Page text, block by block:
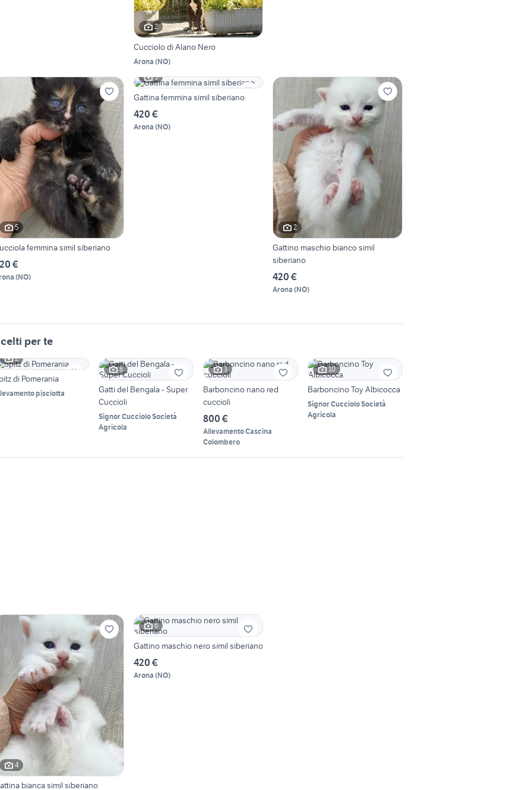
2
Cucciolo di Alano Nero
Arona (NO)
5
femmina simil siberiano
€
(NO)
5
Gattina femmina simil siberiano
420 €
Arona (NO)
2
Gattino maschio bianco simil
siberiano
420 €
Arona (NO)
per te
2
di Pomerania
pisciotta
8
Gatti del Bengala - Super
Cuccioli
Signor Cucciolo Società
Agricola
3
Barboncino nano red
cuccioli
800 €
Allevamento Cascina
Colombero
10
Barboncino Toy Albicocca
Signor Cucciolo Società
Agricola
4
bianca simil siberiano
6
Gattino maschio nero simil siberiano
420 €
Arona (NO)